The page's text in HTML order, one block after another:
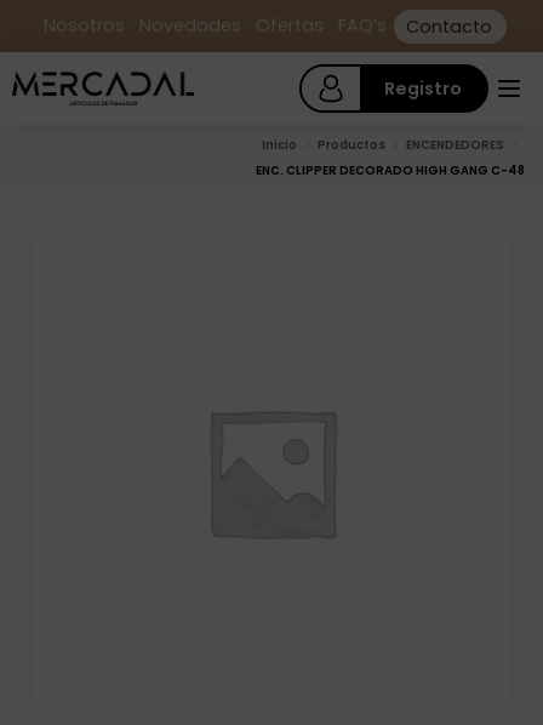
Nosotros Novedades Ofertas FAQ’s Contacto
Registro
Inicio Productos
ENCENDEDORES
ENC. CLIPPER DECORADO HIGH GANG C-48